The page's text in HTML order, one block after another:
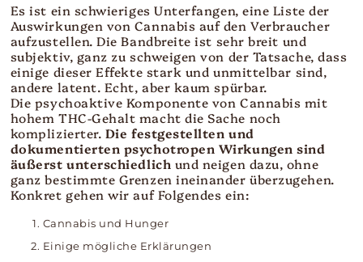
Es ist ein schwieriges Unterfangen, eine Liste der
Auswirkungen von Cannabis auf den Verbraucher
aufzustellen. Die Bandbreite ist sehr breit und
subjektiv, ganz zu schweigen von der Tatsache, dass
einige dieser Effekte stark und unmittelbar sind,
andere latent. Echt, aber kaum spürbar.
Die psychoaktive Komponente von Cannabis mit
hohem THC-Gehalt macht die Sache noch
komplizierter. Die festgestellten und
dokumentierten psychotropen Wirkungen sind
äußerst unterschiedlich und neigen dazu, ohne
ganz bestimmte Grenzen ineinander überzugehen.
Konkret gehen wir auf Folgendes ein:
Cannabis und Hunger
Einige mögliche Erklärungen